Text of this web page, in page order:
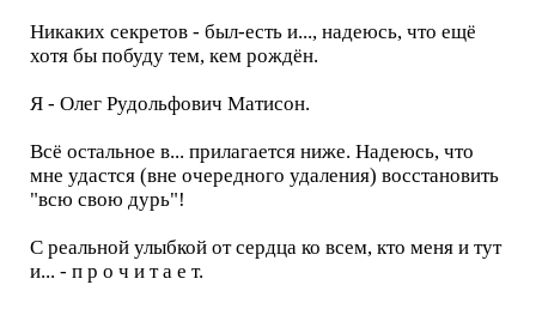
Никаких секретов - был-есть и..., надеюсь, что ещё
хотя бы побуду тем, кем рождён.
Я - Олег Рудольфович Матисон.
Всё остальное в... прилагается ниже. Надеюсь, что
мне удастся (вне очередного удаления) восстановить
"всю свою дурь"!
С реальной улыбкой от сердца ко всем, кто меня и тут
и... - п р о ч и т а е т.